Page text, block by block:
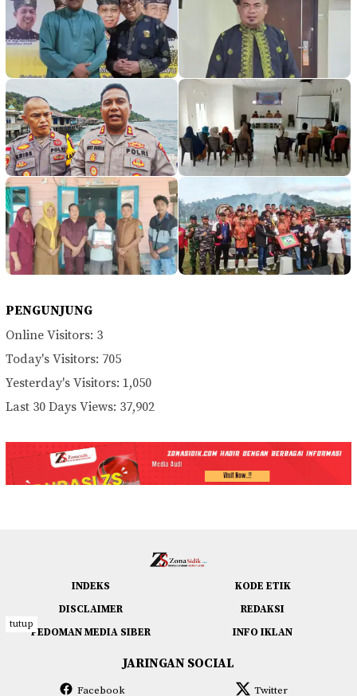
PENGUNJUNG
Online Visitors: 3
Today's Visitors: 705
Yesterday's Visitors: 1,050
Last 30 Days Views: 37,902
INDEKS
KODE ETIK
DISCLAIMER
REDAKSI
PEDOMAN MEDIA SIBER
INFO IKLAN
JARINGAN SOCIAL
Facebook Twitter
tutup